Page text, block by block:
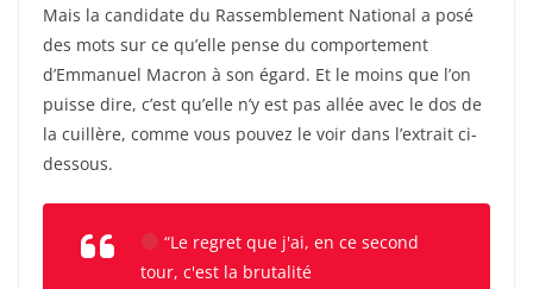
Mais la candidate du Rassemblement National a posé
des mots sur ce qu’elle pense du comportement
d’Emmanuel Macron à son égard. Et le moins que l’on
puisse dire, c’est qu’elle n’y est pas allée avec le dos de
la cuillère, comme vous pouvez le voir dans l’extrait ci-
dessous.
“Le regret que j'ai, en ce second
tour, c'est la brutalité